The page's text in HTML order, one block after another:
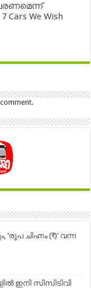
We Wish
ചിഹ്നം (₹)’ വന്ന
സിസിടിവി